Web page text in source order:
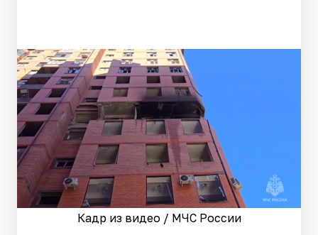
Кадр из видео / МЧС России